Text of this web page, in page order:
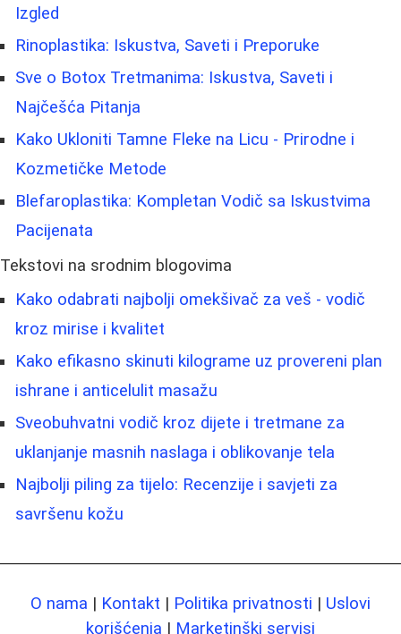
Izgled
Rinoplastika: Iskustva, Saveti i Preporuke
Sve o Botox Tretmanima: Iskustva, Saveti i
Najčešća Pitanja
Kako Ukloniti Tamne Fleke na Licu - Prirodne i
Kozmetičke Metode
Blefaroplastika: Kompletan Vodič sa Iskustvima
Pacijenata
Tekstovi na srodnim blogovima
Kako odabrati najbolji omekšivač za veš - vodič
kroz mirise i kvalitet
Kako efikasno skinuti kilograme uz provereni plan
ishrane i anticelulit masažu
Sveobuhvatni vodič kroz dijete i tretmane za
uklanjanje masnih naslaga i oblikovanje tela
Najbolji piling za tijelo: Recenzije i savjeti za
savršenu kožu
O nama | Kontakt | Politika privatnosti | Uslovi
korišćenja | Marketinški servisi